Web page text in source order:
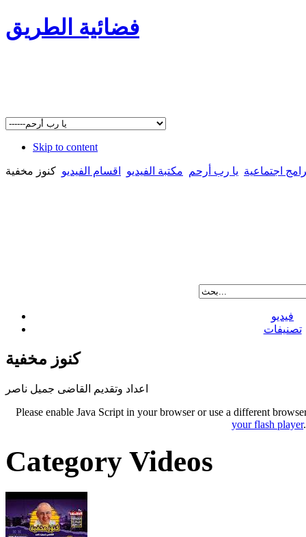
فضائية الطريق
Skip to content
اجتماعية يا رب أرحم مكتبة الفيديو اقسام الفيديو كنوز مخفية
فيديو
تصنيفات
كنوز مخفية
اعداد وتقديم القاضى جميل ناصر
Please enable Java Script in your browser or use a different
your flash player.
Category Videos